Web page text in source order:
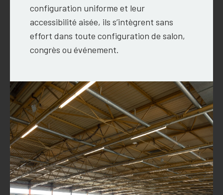
configuration uniforme et leur
accessibilité aisée, ils s’intègrent sans
effort dans toute configuration de salon,
congrès ou événement.